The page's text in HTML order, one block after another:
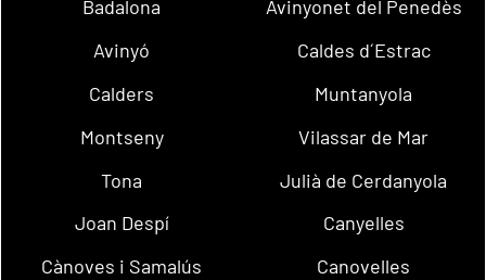
Badalona
Avinyonet del Penedès
Avinyó
Caldes d´Estrac
Calders
Muntanyola
Montseny
Vilassar de Mar
Tona
Julià de Cerdanyola
Joan Despí
Canyelles
Cànoves i Samalús
Canovelles